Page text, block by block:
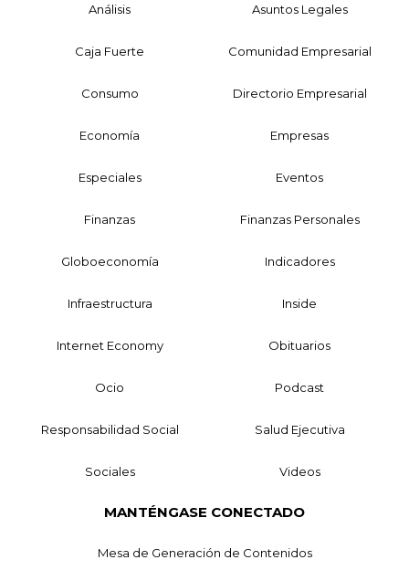
Análisis Asuntos Legales
Caja Fuerte Comunidad Empresarial
Consumo Directorio Empresarial
Economía Empresas
Especiales Eventos
Finanzas Finanzas Personales
Globoeconomía Indicadores
Infraestructura Inside
Internet Economy Obituarios
Ocio Podcast
Responsabilidad Social Salud Ejecutiva
Sociales Videos
MANTÉNGASE CONECTADO
Mesa de Generación de Contenidos